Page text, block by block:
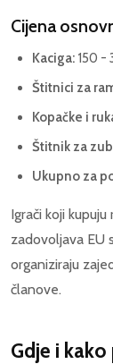
Cijena
Kaciga: 150 -
Štitnici za
Kopačke i
Štitnik za
Ukupno za
Igrači koji
zadovoljava EU
organiziraju
članove.
Gdje i